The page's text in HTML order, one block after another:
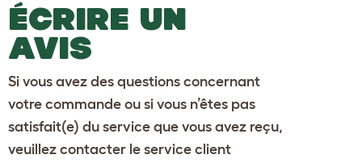
ÉCRIRE UN
AVIS
Si vous avez des questions concernant
votre commande ou si vous n’êtes pas
satisfait(e) du service que vous avez reçu,
veuillez contacter le service client